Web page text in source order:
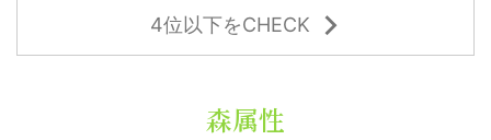
4位以下をCHECK
森属性